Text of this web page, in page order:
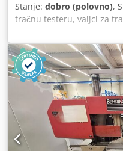
Stanje: dobro (polovno),
tračnu testeru, valjci za
testere Cedegcct Rjpfx
testere Behringer HBP -
380/140/V50 mm -Težina: